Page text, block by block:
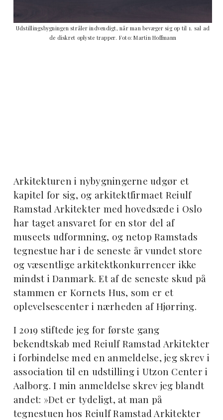
Udstillingsbygningen stråler indvendigt, når man bevæger sig op til 1. sal ad
de diskret oplyste trapper. Foto: Martin Hoffmann
Arkitekturen i nybygningerne udgør et
kapitel for sig, og arkitektfirmaet Reiulf
Ramstad Arkitekter med hovedsæde i Oslo
har taget ansvaret for en stor del af
museets udformning, og netop Ramstads
tegnestue har i de seneste år vundet store
og væsentlige arkitektkonkurrencer ikke
mindst i Danmark. Et af de seneste skud på
stammen er Kornets Hus, som er et
oplevelsescenter i nærheden af Hjørring.
I 2019 stiftede jeg for første gang
bekendtskab med Reiulf Ramstad Arkitekter
i forbindelse med en anmeldelse, jeg skrev i
association til en udstilling i Utzon Center i
Aalborg. I min anmeldelse skrev jeg blandt
andet: »Det er tydeligt, at man på
tegnestuen hos Reiulf Ramstad Arkitekter